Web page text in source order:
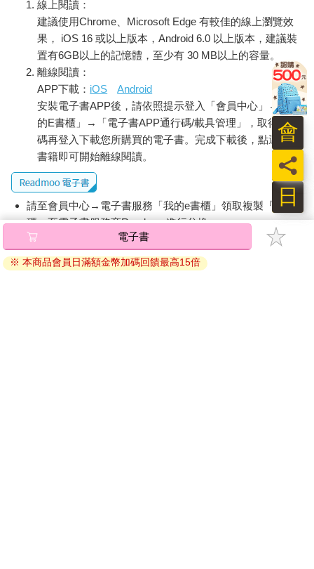
線上閱讀：
建議使用Chrome、Microsoft Edge 有較佳的線上瀏覽效
果， iOS 16 或以上版本，Android 6.0 以上版本，建議裝
置有6GB以上的記憶體，至少有 30 MB以上的容量。
離線閱讀：
APP下載： iOS
Android
安裝電子書APP後，請依照提示登入「會員中心」→「我
的E書櫃」→「電子書APP通行碼/載具管理」，取得通行
碼再登入下載您所購買的電子書。完成下載後，點選任一
書籍即可開始離線閱讀。
請至會員中心→電子書服務「我的e書櫃」領取複製『兌換
碼』至電子書服務商Readmoo進行兌換。
退換貨須知：
因版權保護，您在金石堂所購買的電子書僅能以金石堂專屬
電子書
※ 本商品會員日滿額金幣加碼回饋最高15倍
日
員
會